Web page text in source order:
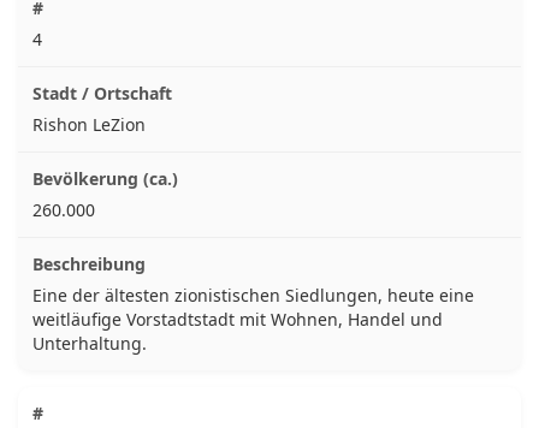
4
Rishon LeZion
260.000
Eine der ältesten zionistischen Siedlungen, heute eine
weitläufige Vorstadtstadt mit Wohnen, Handel und
Unterhaltung.